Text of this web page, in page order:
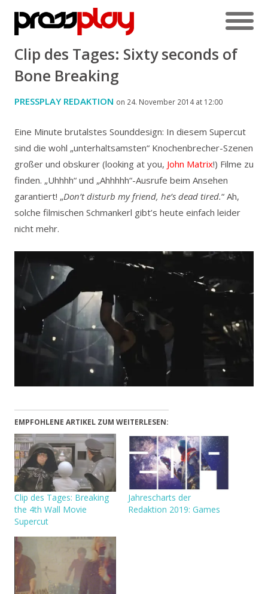
Clip des Tages: Sixty seconds of
Bone Breaking
PRESSPLAY REDAKTION on 24. November 2014 at 12:00
Eine Minute brutalstes Sounddesign: In diesem Supercut
sind die wohl „unterhaltsamsten“ Knochenbrecher-Szenen
großer und obskurer (looking at you, John Matrix!) Filme zu
finden. „Uhhhh“ und „Ahhhhh“-Ausrufe beim Ansehen
garantiert! „Don’t disturb my friend, he’s dead tired.“ Ah,
solche filmischen Schmankerl gibt’s heute einfach leider
nicht mehr.
EMPFOHLENE ARTIKEL ZUM WEITERLESEN:
Clip des Tages: Breaking
the 4th Wall Movie
Supercut
Jahrescharts der
Redaktion 2019: Games